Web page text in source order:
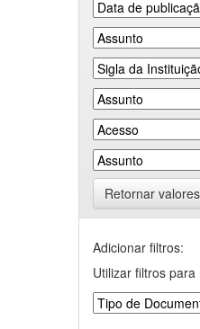
Retornar valores
Adicionar filtros:
Utilizar filtros